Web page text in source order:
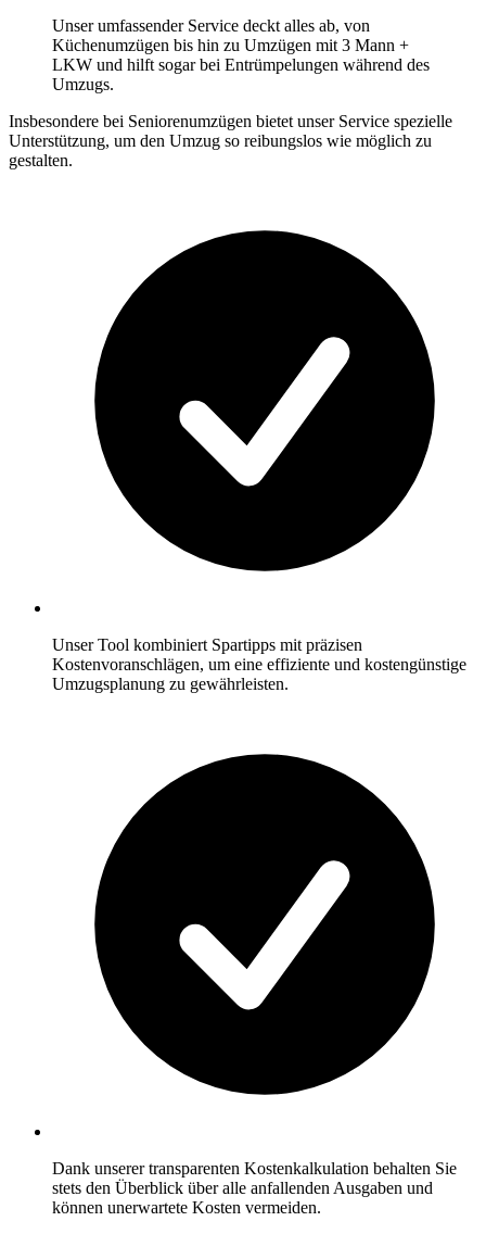
Unser umfassender Service deckt alles ab, von
Küchenumzügen bis hin zu Umzügen mit 3 Mann +
LKW und hilft sogar bei Entrümpelungen während des
Umzugs.
Insbesondere bei Seniorenumzügen bietet unser Service spezielle
Unterstützung, um den Umzug so reibungslos wie möglich zu
gestalten.
Unser Tool kombiniert Spartipps mit präzisen
Kostenvoranschlägen, um eine effiziente und kostengünstige
Umzugsplanung zu gewährleisten.
Dank unserer transparenten Kostenkalkulation behalten Sie
stets den Überblick über alle anfallenden Ausgaben und
können unerwartete Kosten vermeiden.